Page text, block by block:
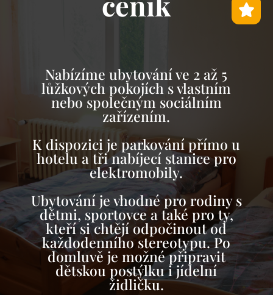
Nabízíme ubytování ve 2 až 5
lůžkových pokojích s vlastním
nebo společným sociálním
zařízením.
K dispozici je parkování přímo u
hotelu a tři nabíjecí stanice pro
elektromobily.
Ubytování je vhodné pro rodiny s
dětmi, sportovce a také pro ty,
kteří si chtějí odpočinout od
každodenního stereotypu. Po
domluvě je možné připravit
dětskou postýlku i jídelní
židličku.